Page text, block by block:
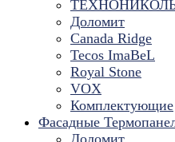
Доломит
Canada Ridge
Tecos ImaBeL
Royal Stone
VOX
Комплектующие
Фасадные
Доломит